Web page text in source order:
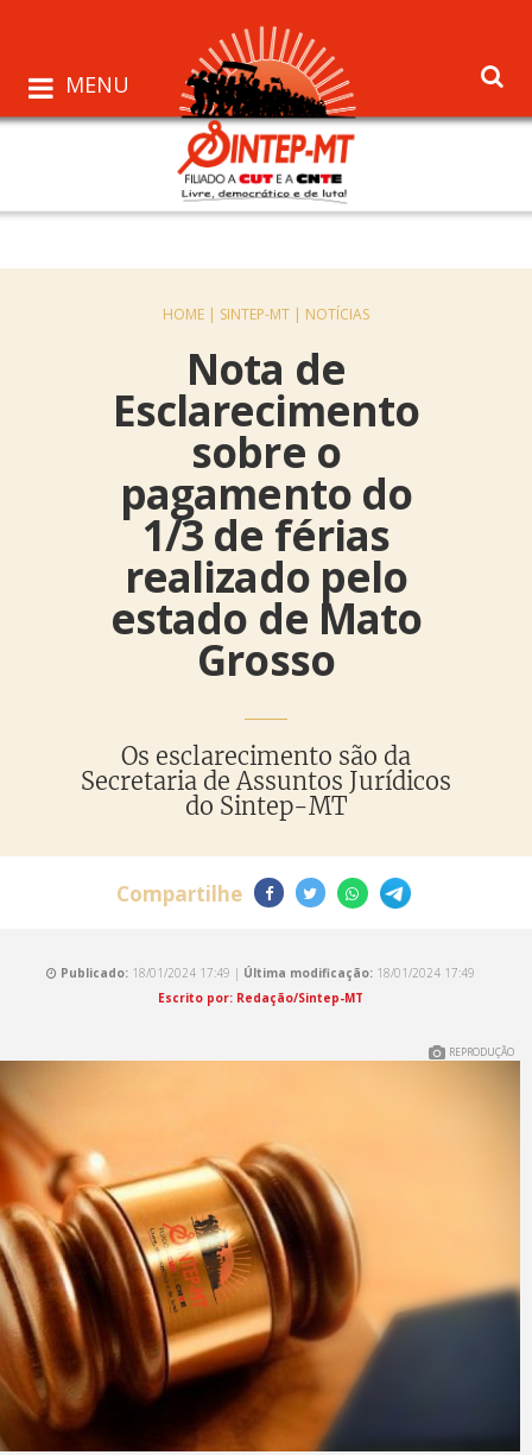
MENU
HOME | SINTEP-MT | NOTÍCIAS
Nota de
Esclarecimento
sobre o
pagamento do
1/3 de férias
realizado pelo
estado de Mato
Grosso
Os esclarecimento são da
Secretaria de Assuntos Jurídicos
do Sintep-MT
Compartilhe
Publicado: 18/01/2024 17:49 | Última modificação: 18/01/2024 17:49
Escrito por: Redação/Sintep-MT
REPRODUÇÃO